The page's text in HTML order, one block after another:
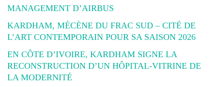
MANAGEMENT D’AIRBUS
KARDHAM, MÉCÈNE DU FRAC SUD – CITÉ DE
L’ART CONTEMPORAIN POUR SA SAISON 2026
EN CÔTE D’IVOIRE, KARDHAM SIGNE LA
RECONSTRUCTION D’UN HÔPITAL-VITRINE DE
LA MODERNITÉ